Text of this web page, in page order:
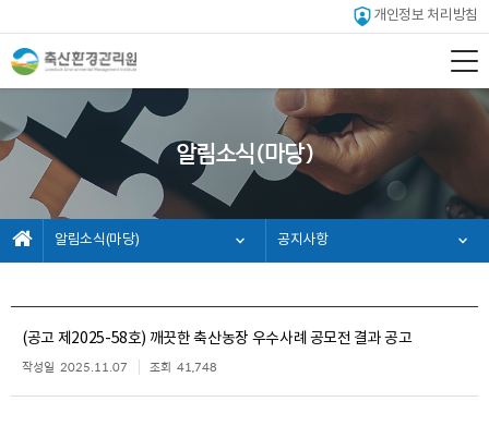
개인정보 처리방침
알림소식(마당)
알림소식(마당) 공지사항
(공고 제2025-58호) 깨끗한 축산농장 우수사례 공모전 결과 공고
작성일 2025.11.07 조회 41,748